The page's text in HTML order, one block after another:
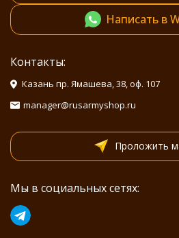
Написать в
Контакты:
Казань пр. Ямашева, 38, оф. 107
manager@rusarmyshop.ru
Проложить
Мы в социальных сетях: